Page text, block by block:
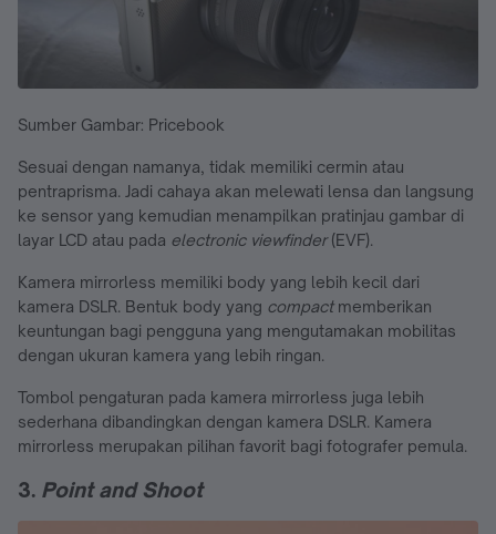
Sumber Gambar: Pricebook
Sesuai dengan namanya, tidak memiliki cermin atau
pentraprisma. Jadi cahaya akan melewati lensa dan langsung
ke sensor yang kemudian menampilkan pratinjau gambar di
layar LCD atau pada electronic viewfinder(EVF).
Kamera mirrorless memiliki body yang lebih kecil dari
kamera DSLR. Bentuk body yang compact memberikan
keuntungan bagi pengguna yang mengutamakan mobilitas
dengan ukuran kamera yang lebih ringan.
Tombol pengaturan pada kamera mirrorless juga lebih
sederhana dibandingkan dengan kamera DSLR. Kamera
mirrorless merupakan pilihan favorit bagi fotografer pemula.
3. Point and Shoot